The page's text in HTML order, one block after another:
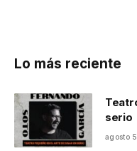
Lo más reciente
serio
agosto